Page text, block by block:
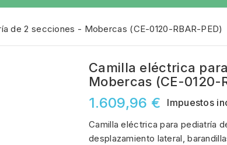
de 2 secciones - Mobercas (CE-0120-RBAR-PED)
Camilla eléctrica
Mobercas (CE-0120-
1.609,96 € Impuestos
Camilla eléctrica para pediatría
desplazamiento lateral,